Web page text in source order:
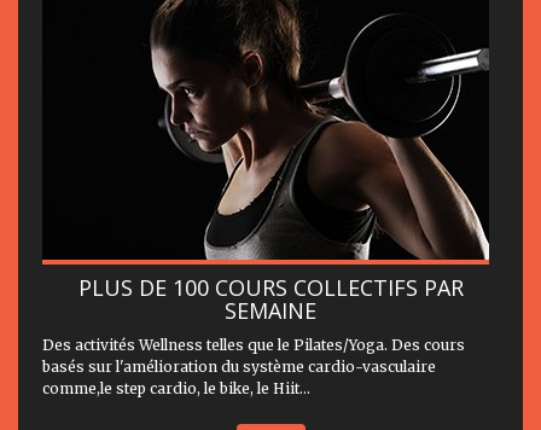
PLUS DE 100 COURS COLLECTIFS PAR
SEMAINE
Des activités Wellness telles que le Pilates/Yoga. Des cours
basés sur l'amélioration du système cardio-vasculaire
comme,le step cardio, le bike, le Hiit...